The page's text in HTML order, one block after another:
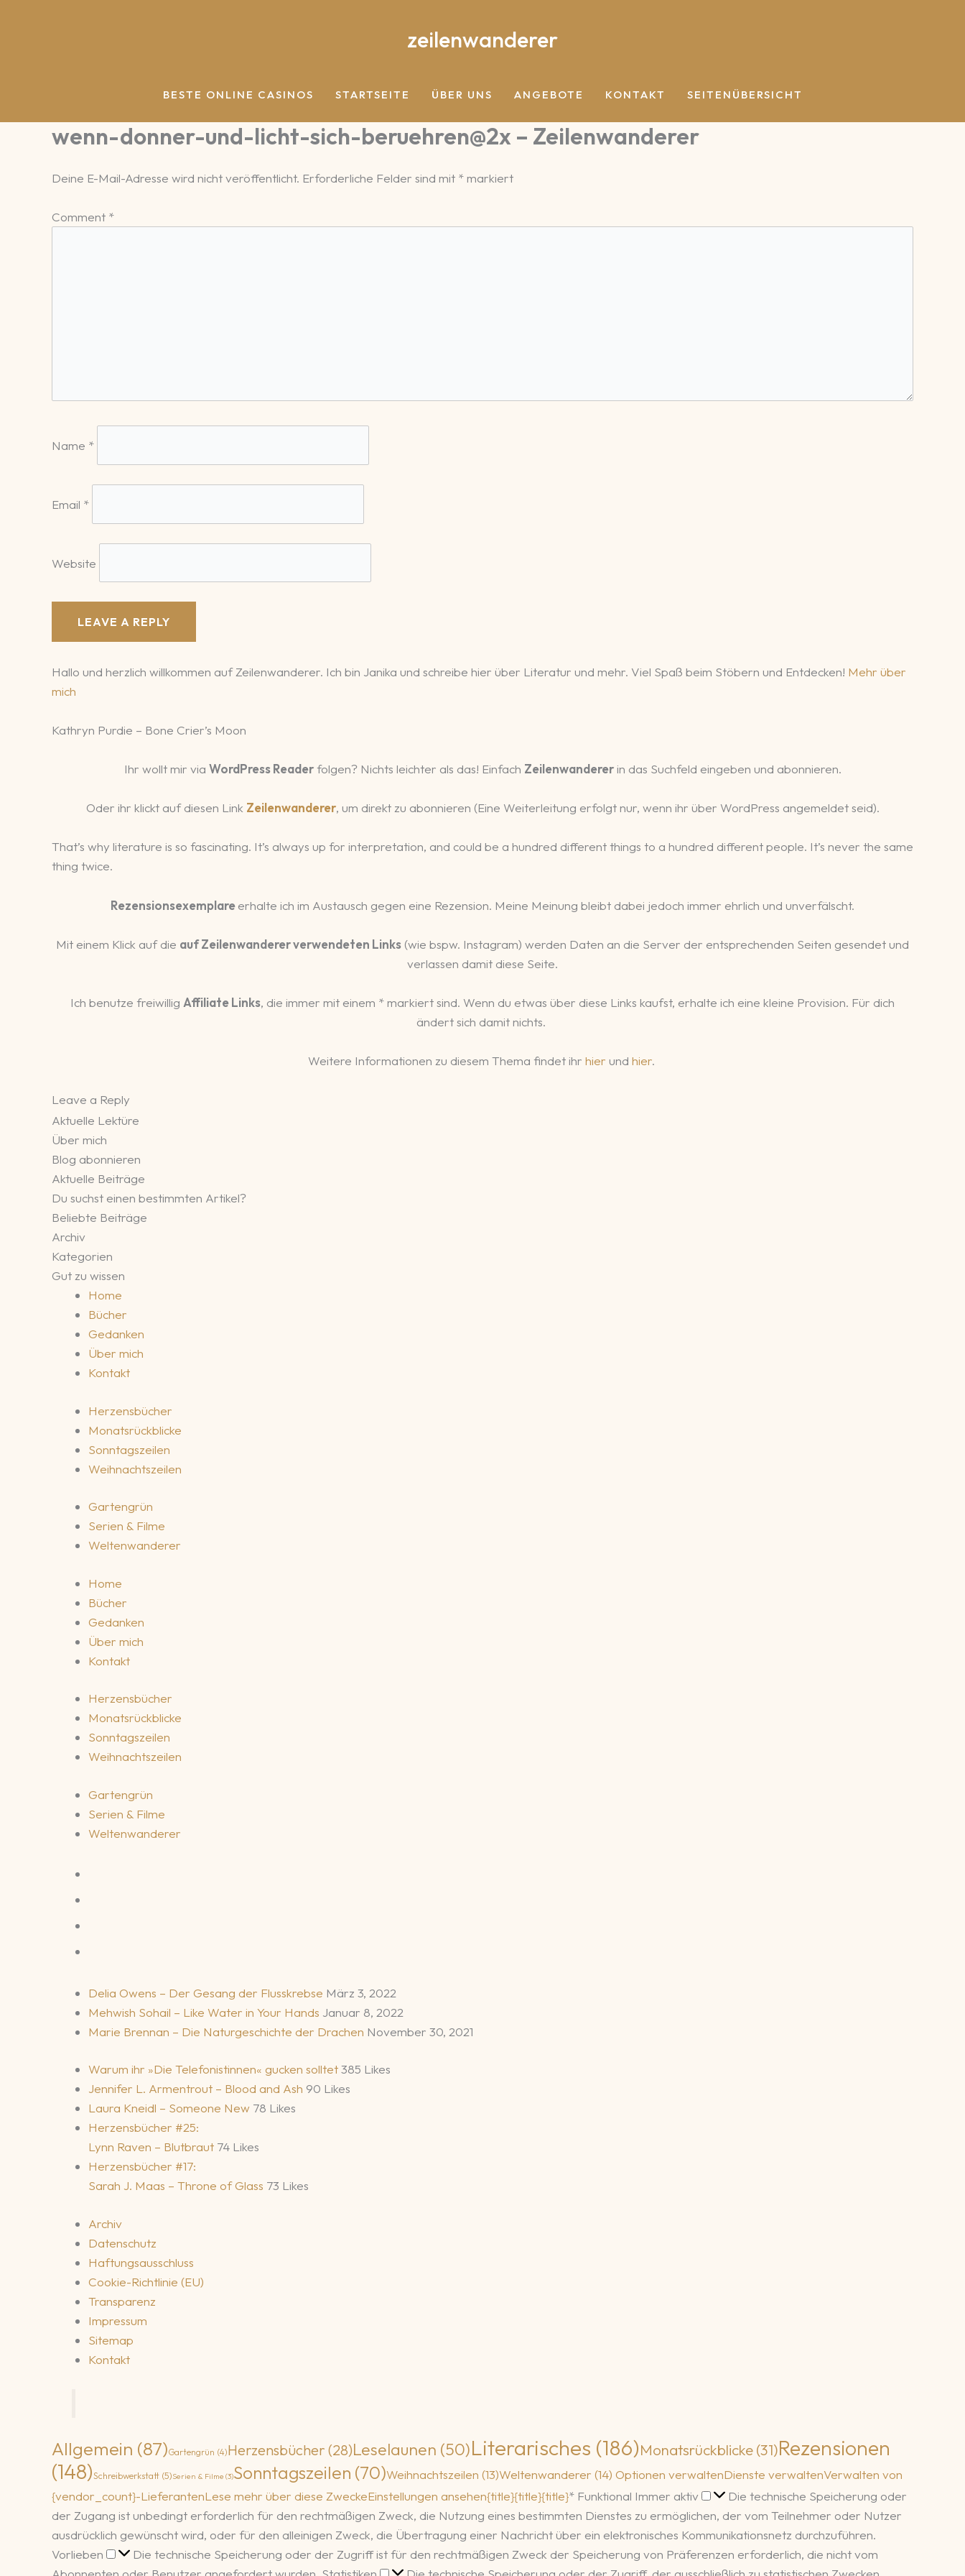
zeilenwanderer
BESTE ONLINE CASINOS STARTSEITE ÜBER UNS ANGEBOTE KONTAKT SEITENÜBERSICHT
wenn-donner-und-licht-sich-beruehren@2x – Zeilenwanderer
Deine E-Mail-Adresse wird nicht veröffentlicht. Erforderliche Felder sind mit *markiert
Comment *
Name *
Email *
Website
Hallo und herzlich willkommen auf Zeilenwanderer. Ich bin Janika und schreibe hier über Literatur und mehr. Viel Spaß beim Stöbern und Entdecken! Mehr über
mich
Kathryn Purdie – Bone Crier’s Moon
Ihr wollt mir via WordPress Readerfolgen? Nichts leichter als das! Einfach Zeilenwandererin das Suchfeld eingeben und abonnieren.
Oder ihr klickt auf diesen Link Zeilenwanderer, um direkt zu abonnieren (Eine Weiterleitung erfolgt nur, wenn ihr über WordPress angemeldet seid).
That’s why literature is so fascinating. It’s always up for interpretation, and could be a hundred different things to a hundred different people. It’s never the same
thing twice.
Rezensionsexemplareerhalte ich im Austausch gegen eine Rezension. Meine Meinung bleibt dabei jedoch immer ehrlich und unverfälscht.
Mit einem Klick auf die auf Zeilenwanderer verwendeten Links (wie bspw. Instagram) werden Daten an die Server der entsprechenden Seiten gesendet und
verlassen damit diese Seite.
Ich benutze freiwillig Affiliate Links, die immer mit einem * markiert sind. Wenn du etwas über diese Links kaufst, erhalte ich eine kleine Provision. Für dich
ändert sich damit nichts.
Weitere Informationen zu diesem Thema findet ihr hier und hier.
Leave a Reply
Aktuelle Lektüre
Über mich
Blog abonnieren
Aktuelle Beiträge
Du suchst einen bestimmten Artikel?
Beliebte Beiträge
Archiv
Kategorien
Gut zu wissen
Home
Bücher
Gedanken
Über mich
Kontakt
Herzensbücher
Monatsrückblicke
Sonntagszeilen
Weihnachtszeilen
Gartengrün
Serien & Filme
Weltenwanderer
Home
Bücher
Gedanken
Über mich
Kontakt
Herzensbücher
Monatsrückblicke
Sonntagszeilen
Weihnachtszeilen
Gartengrün
Serien & Filme
Weltenwanderer
Delia Owens – Der Gesang der Flusskrebse März 3, 2022
Mehwish Sohail – Like Water in Your Hands Januar 8, 2022
Marie Brennan – Die Naturgeschichte der Drachen November 30, 2021
Warum ihr »Die Telefonistinnen« gucken solltet385 Likes
Jennifer L. Armentrout – Blood and Ash 90 Likes
Laura Kneidl – Someone New 78 Likes
Herzensbücher #25:
Lynn Raven – Blutbraut 74 Likes
Herzensbücher #17:
Sarah J. Maas – Throne of Glass 73 Likes
Archiv
Datenschutz
Haftungsausschluss
Cookie-Richtlinie (EU)
Transparenz
Impressum
Sitemap
Kontakt
Allgemein (87)Gartengrün (4)Herzensbücher (28)Leselaunen (50)Literarisches (186)Monatsrückblicke(31)Rezensionen
(148)Schreibwerkstatt (5)Serien & Filme (3)Sonntagszeilen (70)Weihnachtszeilen (13)Weltenwanderer (14) Optionen verwaltenDienste verwaltenVerwalten von
{vendor_count}-LieferantenLese mehr über diese ZweckeEinstellungen ansehen{title}{title}{title}* Funktional Immer aktiv Funktional
Die technische Speicherung oder
der Zugang ist unbedingt erforderlich für den rechtmäßigen Zweck, die Nutzung eines bestimmten Dienstes zu ermöglichen, der vom Teilnehmer oder Nutzer
ausdrücklich gewünscht wird, oder für den alleinigen Zweck, die Übertragung einer Nachricht über ein elektronisches Kommunikationsnetz durchzuführen.
Vorlieben
Vorlieben
Die technische Speicherung oder der Zugriff ist für den rechtmäßigen Zweck der Speicherung von Präferenzen erforderlich, die nicht vom
Statistiken